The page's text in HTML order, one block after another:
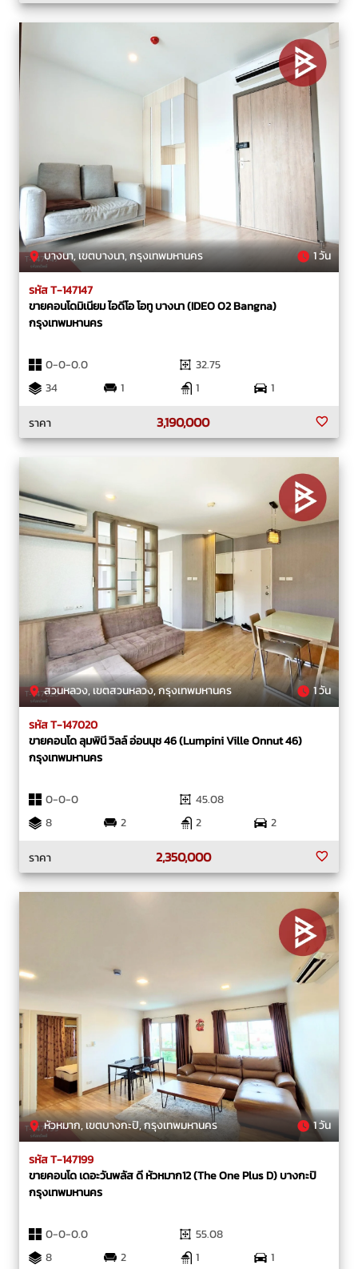
บางนา, เขตบางนา, กรุงเทพมหานคร 1 วัน
รหัส T-147147
ขายคอนโดมิเนียม ไอดีโอ โอทู บางนา (IDEO O2 Bangna)
กรุงเทพมหานคร
0-0-0.0
32.75
34
1 1
1
ราคา
3,190,000
สวนหลวง, เขตสวนหลวง, กรุงเทพมหานคร 1 วัน
รหัส T-147020
ขายคอนโด ลุมพินี วิลล์ อ่อนนุช 46 (Lumpini Ville Onnut 46)
กรุงเทพมหานคร
0-0-0
45.08
8
2 2
2
ราคา
2,350,000
หัวหมาก, เขตบางกะปิ, กรุงเทพมหานคร 1 วัน
รหัส T-147199
ขายคอนโด เดอะวันพลัส ดี หัวหมาก12 (The One Plus D) บางกะปิ
กรุงเทพมหานคร
0-0-0.0
55.08
8
2 1 1